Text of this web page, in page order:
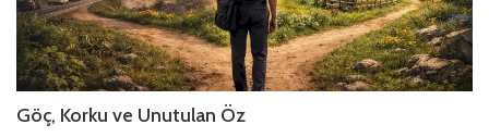
Göç, Korku ve Unutulan Öz